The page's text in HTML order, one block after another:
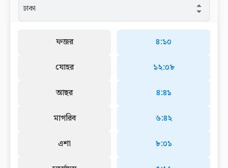
ফজর
যোহর
আছর
মাগরিব
এশা
৪:১০
১২:০৮
৪:৪১
৬:৪২
৮:০১